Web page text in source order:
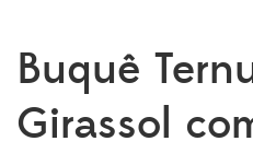
Buquê
Girassol